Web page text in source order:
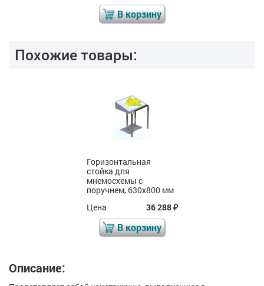
В корзину
Похожие товары:
Горизонтальная
стойка для
мнемосхемы с
поручнем, 630x800 мм
Цена
36 288₽
В корзину
Описание: